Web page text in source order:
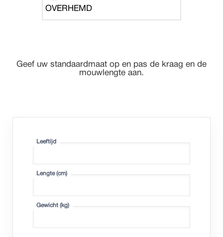
OVERHEMD
Geef uw standaardmaat op en pas de kraag en de
mouwlengte aan.
Leeftijd
Lengte (cm)
Gewicht ( kg)